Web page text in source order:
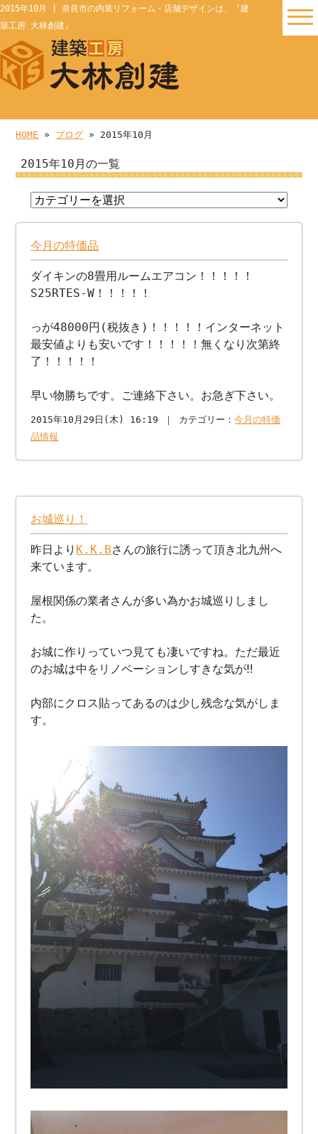
2015年10月 | 奈良市の内装リフォーム・店舗デザインは、『建
築工房 大林創建』
HOME » ブログ » 2015年10月
2015年10月の一覧
今月の特価品
ダイキンの8畳用ルームエアコン！！！！！
S25RTES-W！！！！！
っが48000円(税抜き)！！！！！インターネット
最安値よりも安いです！！！！！無くなり次第終
了！！！！！
早い物勝ちです。ご連絡下さい。お急ぎ下さい。
2015年10月29日(木) 16:19 ｜ カテゴリー：今月の特価
品情報
お城巡り！
昨日より K.K.Bさんの旅行に誘って頂き北九州へ
来ています。
屋根関係の業者さんが多い為かお城巡りしまし
た。
お城に作りっていつ見ても凄いですね。ただ最近
のお城は中をリノベーションしすきな気が‼︎
内部にクロス貼ってあるのは少し残念な気がしま
す。